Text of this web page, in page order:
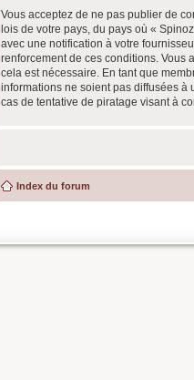
Vous acceptez de ne pas publier de
lois de votre pays, du pays où «
avec une notification à votre
renforcement de ces conditions. Vous
cela est nécessaire. En tant que
informations ne soient pas diffusées à
cas de tentative de piratage visant à
Index du forum